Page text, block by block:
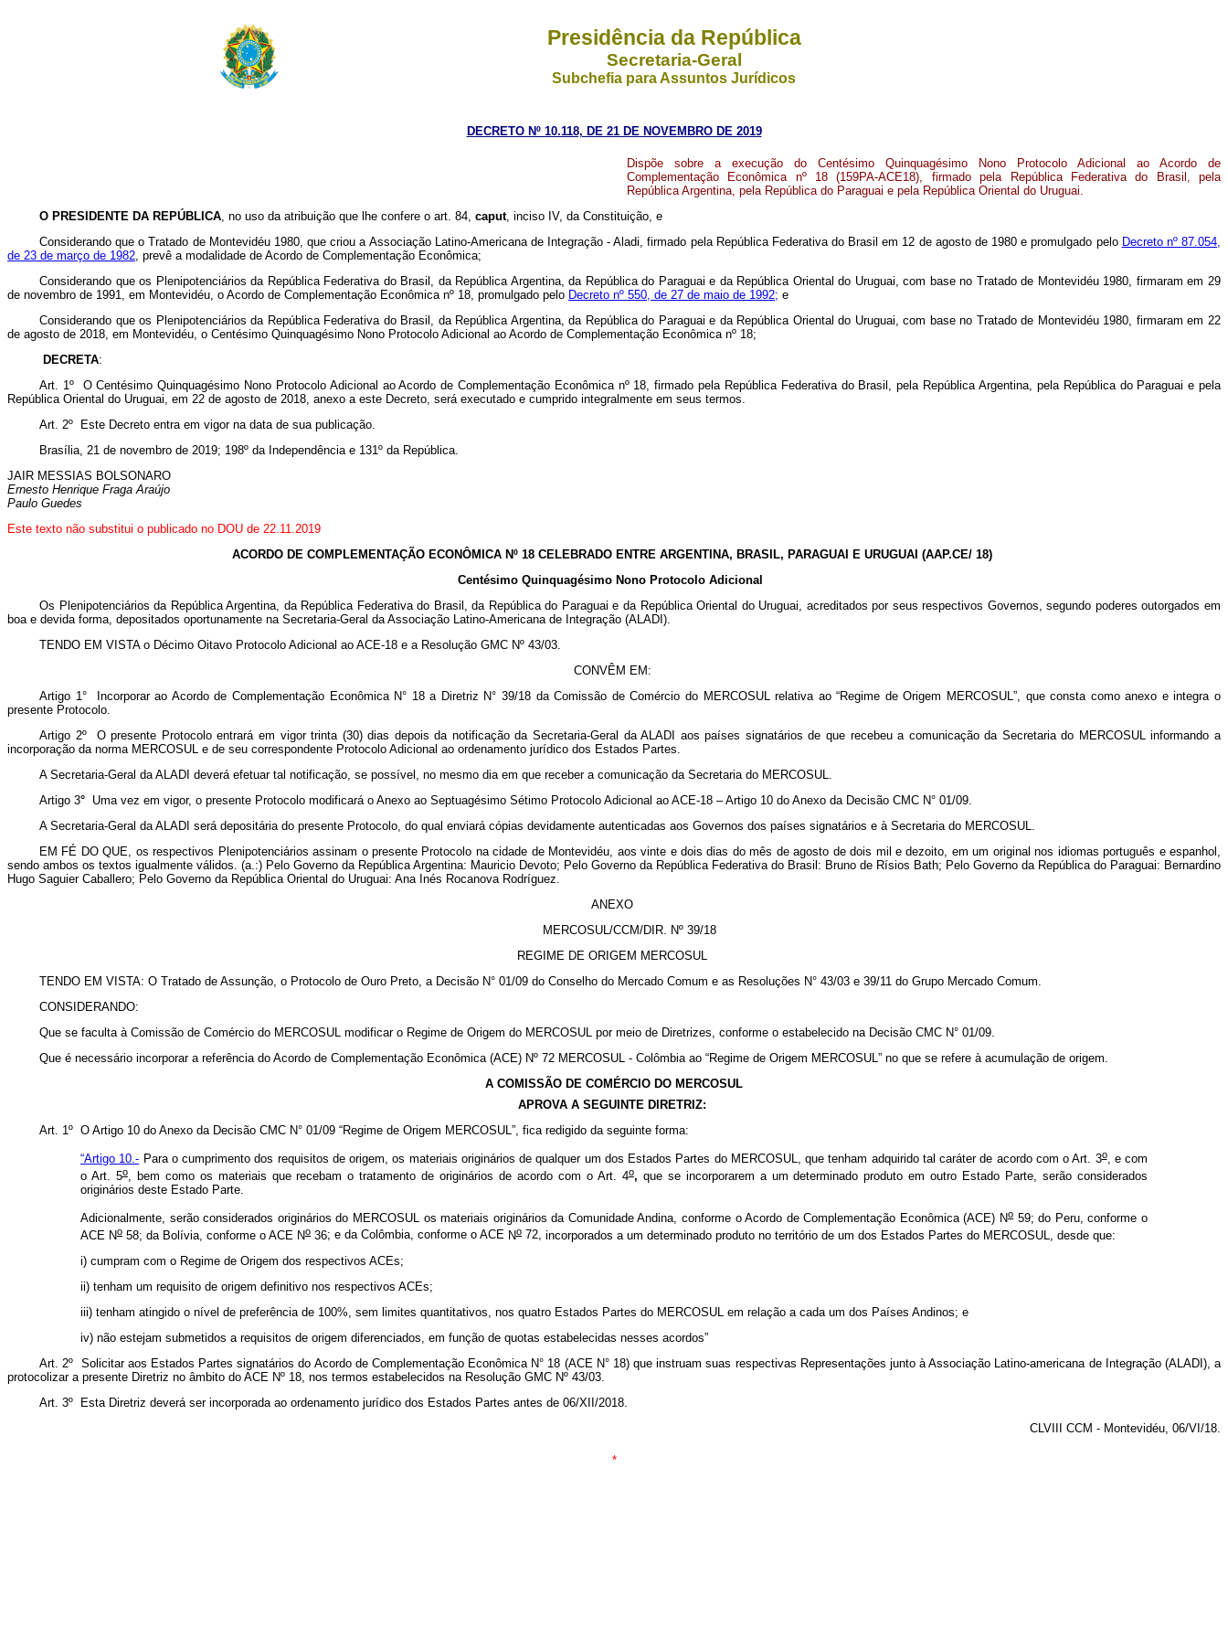
Presidência da República
Secretaria-Geral
Subchefia para Assuntos Jurídicos
DECRETO Nº 10.118, DE 21 DE NOVEMBRO DE 2019
Dispõe sobre a execução do Centésimo Quinquagésimo Nono Protocolo Adicional ao Acordo de
Complementação Econômica nº 18 (159PA-ACE18), firmado pela República Federativa do Brasil, pela
República Argentina, pela República do Paraguai e pela República Oriental do Uruguai.
O PRESIDENTE DA REPÚBLICA, no uso da atribuição que lhe confere o art. 84, caput, inciso IV, da Constituição, e
Considerando que o Tratado de Montevidéu 1980, que criou a Associação Latino-Americana de Integração - Aladi, firmado pela República Federativa do Brasil em 12 de agosto de 1980 e promulgado pelo Decreto nº 87.054,
de 23 de março de 1982, prevê a modalidade de Acordo de Complementação Econômica;
Considerando que os Plenipotenciários da República Federativa do Brasil, da República Argentina, da República do Paraguai e da República Oriental do Uruguai, com base no Tratado de Montevidéu 1980, firmaram em 29
de novembro de 1991, em Montevidéu, o Acordo de Complementação Econômica nº 18, promulgado pelo Decreto nº 550, de 27 de maio de 1992; e
Considerando que os Plenipotenciários da República Federativa do Brasil, da República Argentina, da República do Paraguai e da República Oriental do Uruguai, com base no Tratado de Montevidéu 1980, firmaram em 22
de agosto de 2018, em Montevidéu, o Centésimo Quinquagésimo Nono Protocolo Adicional ao Acordo de Complementação Econômica nº 18;
DECRETA:
Art. 1º O Centésimo Quinquagésimo Nono Protocolo Adicional ao Acordo de Complementação Econômica nº 18, firmado pela República Federativa do Brasil, pela República Argentina, pela República do Paraguai e pela
República Oriental do Uruguai, em 22 de agosto de 2018, anexo a este Decreto, será executado e cumprido integralmente em seus termos.
Art. 2º Este Decreto entra em vigor na data de sua publicação.
Brasília, 21 de novembro de 2019; 198º da Independência e 131º da República.
JAIR MESSIAS BOLSONARO
Ernesto Henrique Fraga Araújo
Paulo Guedes
Este texto não substitui o publicado no DOU de 22.11.2019
ACORDO DE COMPLEMENTAÇÃO ECONÔMICA Nº 18 CELEBRADO ENTRE ARGENTINA, BRASIL, PARAGUAI E URUGUAI (AAP.CE/ 18)
Centésimo Quinquagésimo Nono Protocolo Adicional
Os Plenipotenciários da República Argentina, da República Federativa do Brasil, da República do Paraguai e da República Oriental do Uruguai, acreditados por seus respectivos Governos, segundo poderes outorgados em
boa e devida forma, depositados oportunamente na Secretaria-Geral da Associação Latino-Americana de Integração (ALADI).
TENDO EM VISTA o Décimo Oitavo Protocolo Adicional ao ACE-18 e a Resolução GMC Nº 43/03.
CONVÊM EM:
Artigo 1° Incorporar ao Acordo de Complementação Econômica N° 18 a Diretriz N° 39/18 da Comissão de Comércio do MERCOSUL relativa ao “Regime de Origem MERCOSUL”, que consta como anexo e integra o
presente Protocolo.
Artigo 2º O presente Protocolo entrará em vigor trinta (30) dias depois da notificação da Secretaria-Geral da ALADI aos países signatários de que recebeu a comunicação da Secretaria do MERCOSUL informando a
incorporação da norma MERCOSUL e de seu correspondente Protocolo Adicional ao ordenamento jurídico dos Estados Partes.
A Secretaria-Geral da ALADI deverá efetuar tal notificação, se possível, no mesmo dia em que receber a comunicação da Secretaria do MERCOSUL.
Artigo 3° Uma vez em vigor, o presente Protocolo modificará o Anexo ao Septuagésimo Sétimo Protocolo Adicional ao ACE-18 – Artigo 10 do Anexo da Decisão CMC N° 01/09.
A Secretaria-Geral da ALADI será depositária do presente Protocolo, do qual enviará cópias devidamente autenticadas aos Governos dos países signatários e à Secretaria do MERCOSUL.
EM FÉ DO QUE, os respectivos Plenipotenciários assinam o presente Protocolo na cidade de Montevidéu, aos vinte e dois dias do mês de agosto de dois mil e dezoito, em um original nos idiomas português e espanhol,
sendo ambos os textos igualmente válidos. (a.:) Pelo Governo da República Argentina: Mauricio Devoto; Pelo Governo da República Federativa do Brasil: Bruno de Rísios Bath; Pelo Governo da República do Paraguai: Bernardino
Hugo Saguier Caballero; Pelo Governo da República Oriental do Uruguai: Ana Inés Rocanova Rodríguez.
ANEXO
MERCOSUL/CCM/DIR. Nº 39/18
REGIME DE ORIGEM MERCOSUL
TENDO EM VISTA: O Tratado de Assunção, o Protocolo de Ouro Preto, a Decisão N° 01/09 do Conselho do Mercado Comum e as Resoluções N° 43/03 e 39/11 do Grupo Mercado Comum.
CONSIDERANDO:
Que se faculta à Comissão de Comércio do MERCOSUL modificar o Regime de Origem do MERCOSUL por meio de Diretrizes, conforme o estabelecido na Decisão CMC N° 01/09.
Que é necessário incorporar a referência do Acordo de Complementação Econômica (ACE) Nº 72 MERCOSUL - Colômbia ao “Regime de Origem MERCOSUL” no que se refere à acumulação de origem.
A COMISSÃO DE COMÉRCIO DO MERCOSUL
APROVA A SEGUINTE DIRETRIZ:
Art. 1º O Artigo 10 do Anexo da Decisão CMC N° 01/09 “Regime de Origem MERCOSUL”, fica redigido da seguinte forma:
“Artigo 10.- Para o cumprimento dos requisitos de origem, os materiais originários de qualquer um dos Estados Partes do MERCOSUL, que tenham adquirido tal caráter de acordo com o Art. 3o, e com
o Art. 5o, bem como os materiais que recebam o tratamento de originários de acordo com o Art. 4o, que se incorporarem a um determinado produto em outro Estado Parte, serão considerados
originários deste Estado Parte.
Adicionalmente, serão considerados originários do MERCOSUL os materiais originários da Comunidade Andina, conforme o Acordo de Complementação Econômica (ACE) No 59; do Peru, conforme o
ACE No 58; da Bolívia, conforme o ACE No 36; e da Colômbia, conforme o ACE No 72, incorporados a um determinado produto no território de um dos Estados Partes do MERCOSUL, desde que:
i) cumpram com o Regime de Origem dos respectivos ACEs;
ii) tenham um requisito de origem definitivo nos respectivos ACEs;
iii) tenham atingido o nível de preferência de 100%, sem limites quantitativos, nos quatro Estados Partes do MERCOSUL em relação a cada um dos Países Andinos; e
iv) não estejam submetidos a requisitos de origem diferenciados, em função de quotas estabelecidas nesses acordos”
Art. 2º Solicitar aos Estados Partes signatários do Acordo de Complementação Econômica N° 18 (ACE N° 18) que instruam suas respectivas Representações junto à Associação Latino-americana de Integração (ALADI), a
protocolizar a presente Diretriz no âmbito do ACE Nº 18, nos termos estabelecidos na Resolução GMC Nº 43/03.
Art. 3º Esta Diretriz deverá ser incorporada ao ordenamento jurídico dos Estados Partes antes de 06/XII/2018.
CLVIII CCM - Montevidéu, 06/VI/18.
*